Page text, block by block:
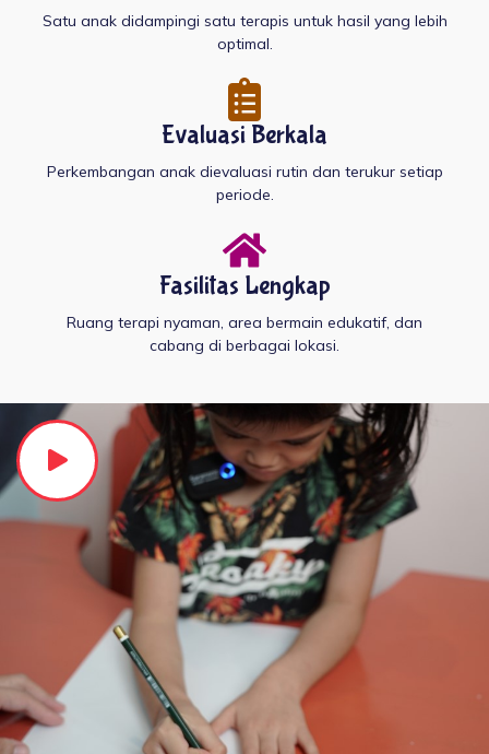
Satu anak didampingi satu terapis untuk hasil yang lebih
optimal.
Evaluasi Berkala
Perkembangan anak dievaluasi rutin dan terukur setiap
periode.
Fasilitas Lengkap
Ruang terapi nyaman, area bermain edukatif, dan
cabang di berbagai lokasi.